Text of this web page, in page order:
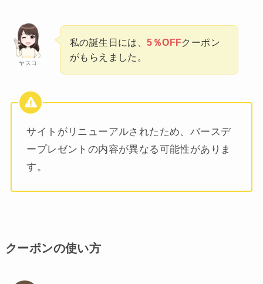
ヤスコ
私の誕生日には、5％OFFクーポン
がもらえました。
サイトがリニューアルされたため、バースデ
ープレゼントの内容が異なる可能性がありま
す。
クーポンの使い方